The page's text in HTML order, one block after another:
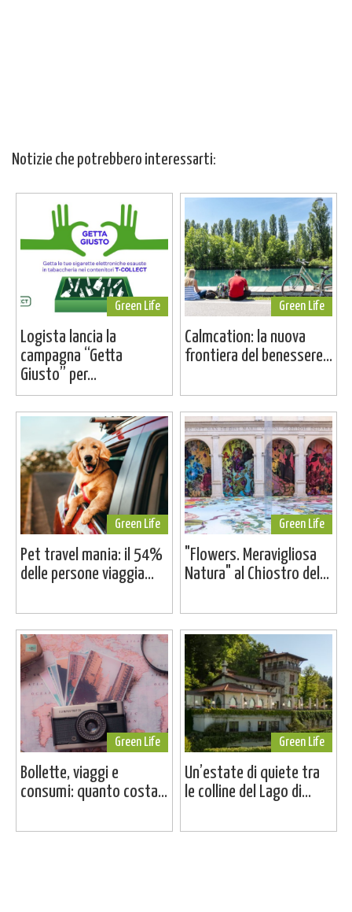
Notizie che potrebbero interessarti:
Green Life
Logista lancia la
campagna “Getta
Giusto” per...
Green Life
Calmcation: la nuova
frontiera del benessere...
Green Life
Pet travel mania: il 54%
delle persone viaggia...
Green Life
"Flowers. Meravigliosa
Natura" al Chiostro del...
Green Life
Bollette, viaggi e
consumi: quanto costa...
Green Life
Un’estate di quiete tra
le colline del Lago di...